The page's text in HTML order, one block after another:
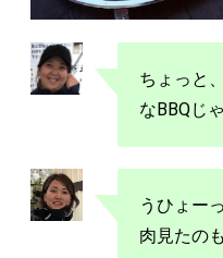
ちょっと
なBBQじ
うひょー
肉見たの